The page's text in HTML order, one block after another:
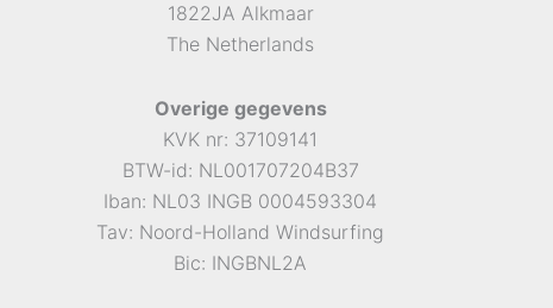
1822JA Alkmaar
The Netherlands
Overige gegevens
KVK nr: 37109141
BTW-id: NL001707204B37
Iban: NL03 INGB 0004593304
Tav: Noord-Holland Windsurfing
Bic: INGBNL2A